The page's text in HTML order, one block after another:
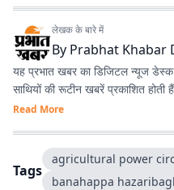
लेखक के बारे में
By Prabhat Khabar
यह प्रभात खबर का डिजिटल न्यूज
साथियों की रूटीन खबरें प्रकाशित होती
Read More
Tags
agricultural power
banahappa